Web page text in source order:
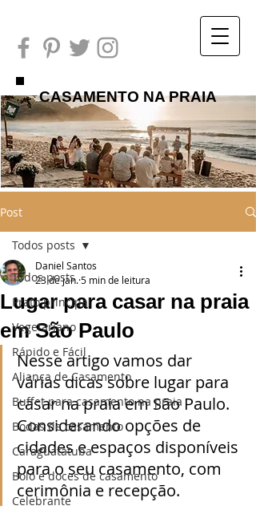
CASAMENTO NA PRAIA
Post
Todos posts
Prato principal
Vegetariano
Rápido e Fácil
Aliança de Casamento
Buffet para casamento na praia
Bodas de casamento
Caraguatatuba
Bolo e doces de casamento
Celebrante
Todos posts
Lugar para casar na praia
em São Paulo
Daniel Santos
23 de jan.5 min de leitura
Nesse artigo vamos dar
várias dicas sobre lugar para
casar na praia em São Paulo.
Considerando opções de
cidades e espaços disponíveis
para o seu casamento, com
cerimônia e recepção.